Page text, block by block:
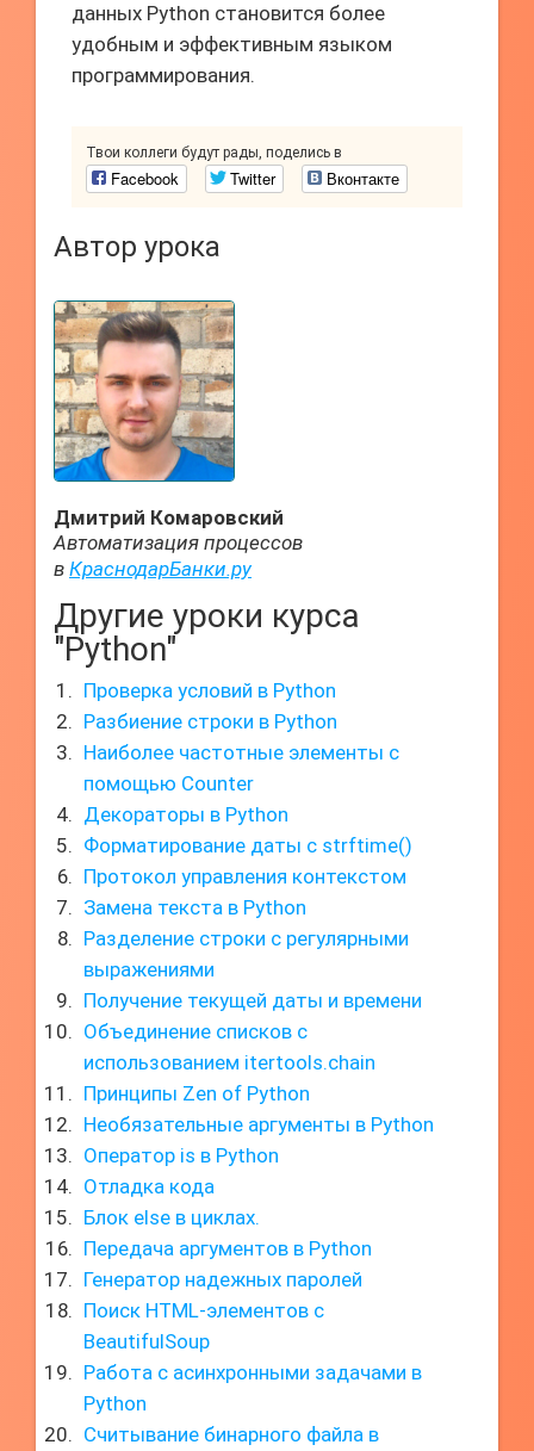
данных Python становится более
удобным и эффективным языком
программирования.
Твои коллеги будут рады, поделись в
Facebook Twitter Вконтакте
Автор урока
Дмитрий Комаровский
Автоматизация процессов
в КраснодарБанки.ру
Другие уроки курса
"Python"
Проверка условий в Python
Разбиение строки в Python
Наиболее частотные элементы с
помощью Counter
Декораторы в Python
Форматирование даты с strftime()
Протокол управления контекстом
Замена текста в Python
Разделение строки с регулярными
выражениями
Получение текущей даты и времени
Объединение списков с
использованием itertools.chain
Принципы Zen of Python
Необязательные аргументы в Python
Оператор is в Python
Отладка кода
Блок else в циклах.
Передача аргументов в Python
Генератор надежных паролей
Поиск HTML-элементов с
BeautifulSoup
Работа с асинхронными задачами в
Python
Считывание бинарного файла в